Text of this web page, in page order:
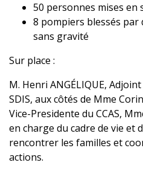
50 personnes mises en
8 pompiers blessés
sans gravité
Sur place :
M. Henri ANGÉLIQUE,
SDIS, aux côtés de Mme
Vice-Presidente du CCAS,
en charge du cadre de vie et
rencontrer les familles et
actions.